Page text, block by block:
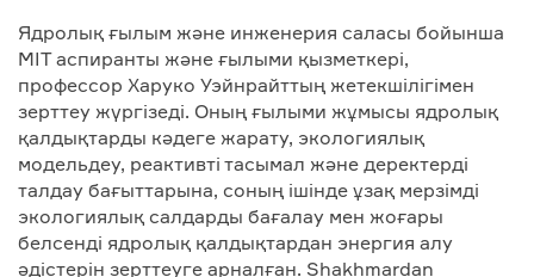
Ядролық ғылым және инженерия саласы бойынша
MIT аспиранты және ғылыми қызметкері,
профессор Харуко Уэйнрайттың жетекшілігімен
зерттеу жүргізеді. Оның ғылыми жұмысы ядролық
қалдықтарды кәдеге жарату, экологиялық
модельдеу, реактивті тасымал және деректерді
талдау бағыттарына, соның ішінде ұзақ мерзімді
экологиялық салдарды бағалау мен жоғары
белсенді ядролық қалдықтардан энергия алу
әдістерін зерттеуге арналған. Shakhmardan